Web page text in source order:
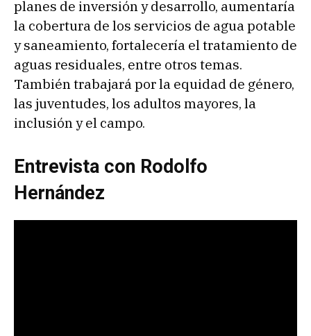
planes de inversión y desarrollo, aumentaría
la cobertura de los servicios de agua potable
y saneamiento, fortalecería el tratamiento de
aguas residuales, entre otros temas.
También trabajará por la equidad de género,
las juventudes, los adultos mayores, la
inclusión y el campo.
Entrevista con Rodolfo
Hernández